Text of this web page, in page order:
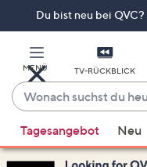
Du bist neu bei
MENÜ TV-RÜCKBLICK
Wonach
suchst
du
heute?
Vorschläge
verfügbar
Tagesangebot Neu